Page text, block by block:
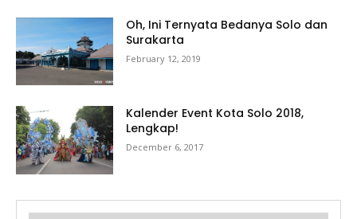
Oh, Ini Ternyata Bedanya Solo dan
Surakarta
February 12, 2019
Kalender Event Kota Solo 2018,
Lengkap!
December 6, 2017